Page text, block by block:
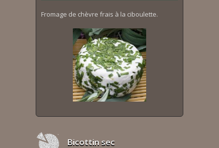
Fromage de chèvre frais à la ciboulette.
Bicottin sec